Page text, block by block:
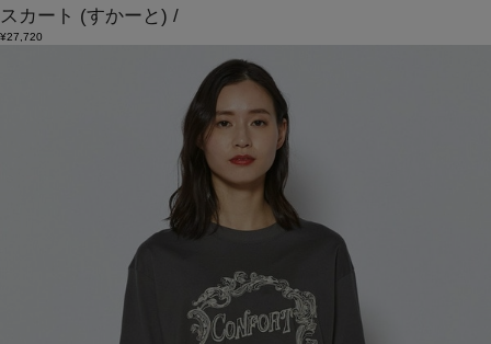
スカート (すかーと) /
¥27,720